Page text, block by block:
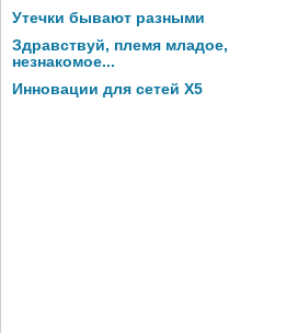
Утечки бывают разными
Здравствуй, племя младое,
незнакомое...
Инновации для сетей X5